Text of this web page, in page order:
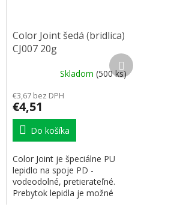
Color Joint šedá (bridlica)
CJ007 20g
Skladom (500 ks)
€3,67 bez DPH
€4,51
Do košíka
Color Joint je špeciálne PU
lepidlo na spoje PD -
vodeodolné, pretierateľné.
Prebytok lepidla je možné
Ďalší produkt